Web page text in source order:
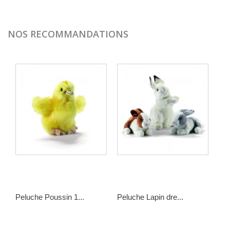
NOS RECOMMANDATIONS
Peluche Poussin 1... Peluche Lapin dre...